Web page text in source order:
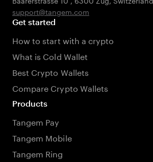
support@tangem.com
Get started
How to start with a crypto
What is Cold Wallet
Best Crypto Wallets
Compare Crypto Wallets
Products
Tangem Pay
Tangem Mobile
Tangem Ring